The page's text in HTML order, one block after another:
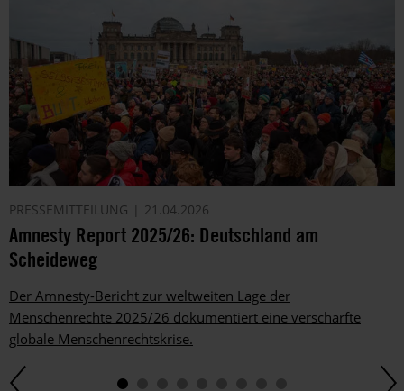
PRESSEMITTEILUNG 21.04.2026
Amnesty Report 2025/26: Deutschland am
Scheideweg
Der Amnesty-Bericht zur weltweiten Lage der
Menschenrechte 2025/26 dokumentiert eine verschärfte
globale Menschenrechtskrise.